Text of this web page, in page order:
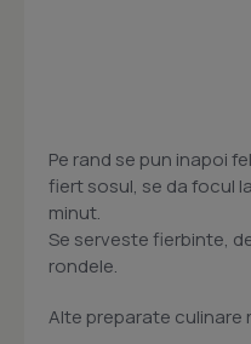
Pe rand se pun inapoi
fiert sosul, se da focul
minut.
Se serveste fierbinte,
rondele.
Alte preparate culinare